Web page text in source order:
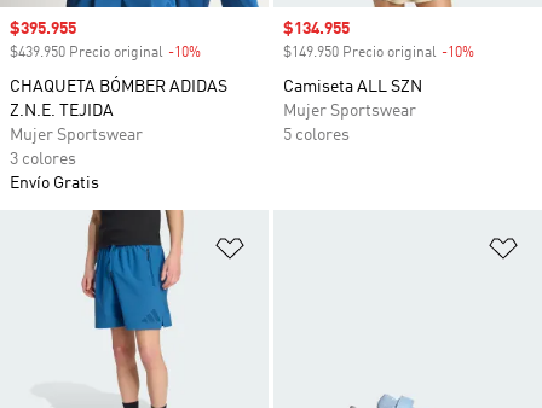
Precio de venta
$395.955
$439.950 Precio original -10%
CHAQUETA BÓMBER ADIDAS
Z.N.E. TEJIDA
Mujer Sportswear
3 colores
Envío Gratis
Precio de venta
$134.955
$149.950 Precio original -10%
Camiseta ALL SZN
Mujer Sportswear
5 colores